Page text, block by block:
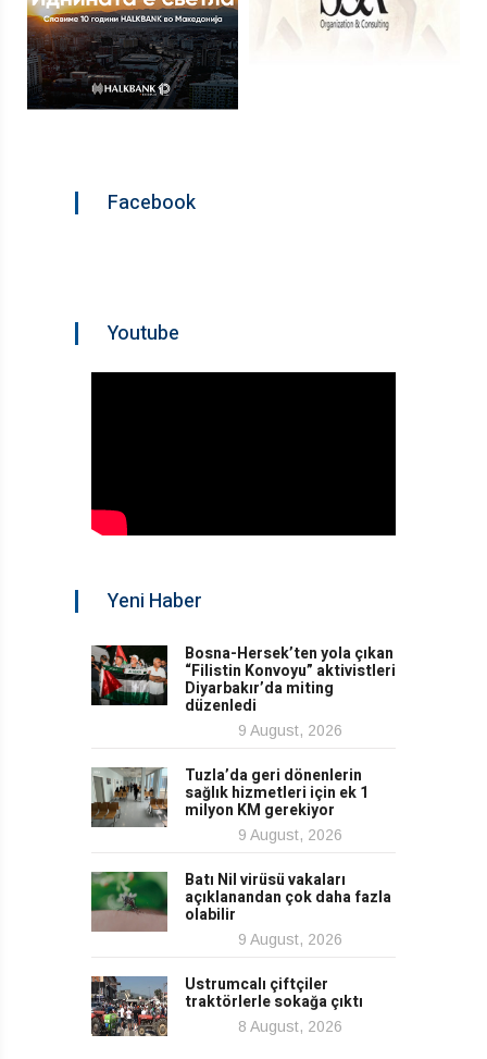
Facebook
Youtube
Yeni Haber
Bosna-Hersek’ten yola çıkan
“Filistin Konvoyu” aktivistleri
Diyarbakır’da miting
düzenledi
9 August, 2026
Tuzla’da geri dönenlerin
sağlık hizmetleri için ek 1
milyon KM gerekiyor
9 August, 2026
Batı Nil virüsü vakaları
açıklanandan çok daha fazla
olabilir
9 August, 2026
Ustrumcalı çiftçiler
traktörlerle sokağa çıktı
8 August, 2026